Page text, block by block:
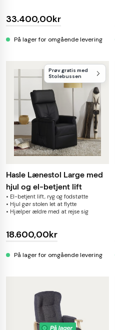
33.400,00kr
På lager for omgående levering
Prøv gratis med
Stolebussen
Hasle Lænestol Large med
hjul og el-betjent lift
• El-betjent lift, ryg og fodstøtte
• Hjul gør stolen let at flytte
• Hjælper ældre med at rejse sig
18.600,00kr
På lager for omgående levering